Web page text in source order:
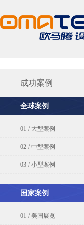
成功案例
全球案例
01 / 大型案例
02 / 中型案例
03 / 小型案例
国家案例
01 / 美国展览